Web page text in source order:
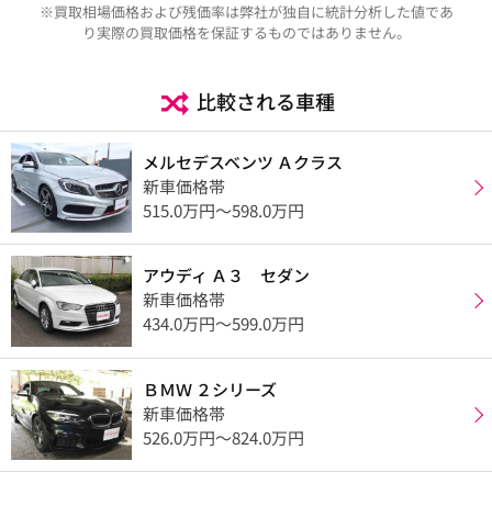
※買取相場価格および残価率は弊社が独自に統計分析した値であ
り実際の買取価格を保証するものではありません。
比較される車種
メルセデスベンツ Ａクラス
新車価格帯
515.0万円〜598.0万円
アウディ Ａ３ セダン
新車価格帯
434.0万円〜599.0万円
ＢＭＷ ２シリーズ
新車価格帯
526.0万円〜824.0万円